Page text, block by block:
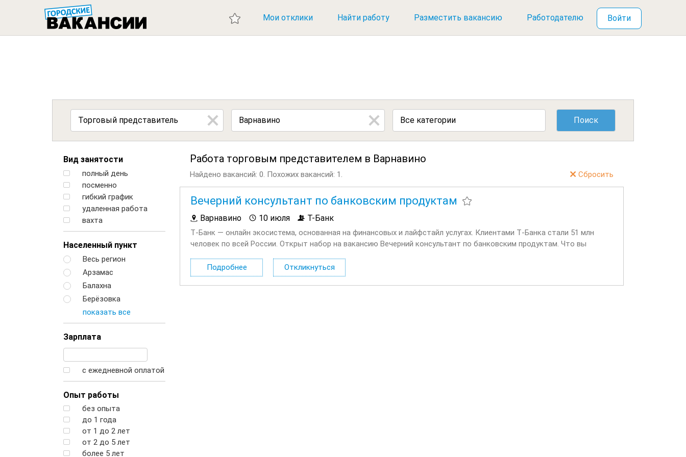
ГОРОДСКИЕ ВАКАНСИИ
Мои отклики Найти работу Разместить вакансию Работодателю Войти
Все категории
Вид занятости
полный день
посменно
гибкий график
удаленная работа
вахта
Населенный пункт
Весь регион
Арзамас
Балахна
Берёзовка
показать все
Зарплата
с ежедневной оплатой
Опыт работы
без опыта
до 1 года
от 1 до 2 лет
от 2 до 5 лет
более 5 лет
Работа торговым представителем в Варнавино
Найдено вакансий: 0. Похожих вакансий: 1. Сбросить
Вечерний консультант по банковским продуктам
Варнавино 10 июля Т-Банк
Т‑Банк — онлайн экосистема, основанная на финансовых и лайфстайл услугах. Клиентами Т‑Банка стали 51 млн
человек по всей России. Открыт набор на вакансию Вечерний консультант по банковским продуктам. Что вы
Подробнее
Откликнуться